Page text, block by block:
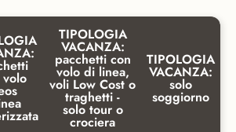
TIPOLOGIA
VACANZA:
pacchetti con
volo di linea,
voli Low Cost o
traghetti -
solo tour o
crociera
TIPOLOGIA
VACANZA:
solo
soggiorno